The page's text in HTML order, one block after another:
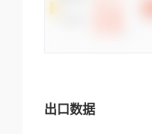
出口数据